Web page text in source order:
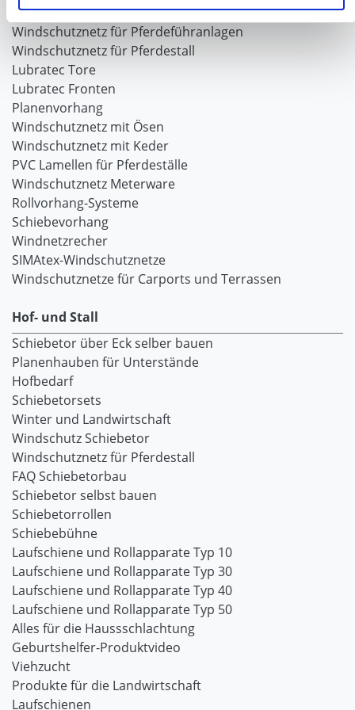
Galerie Windschutznetze
Windschutznetz für Pferdeführanlagen
Windschutznetz für Pferdestall
Lubratec Tore
Lubratec Fronten
Planenvorhang
Windschutznetz mit Ösen
Windschutznetz mit Keder
PVC Lamellen für Pferdeställe
Windschutznetz Meterware
Rollvorhang-Systeme
Schiebevorhang
Windnetzrecher
SIMAtex-Windschutznetze
Windschutznetze für Carports und Terrassen
Hof- und Stall
Schiebetor über Eck selber bauen
Planenhauben für Unterstände
Hofbedarf
Schiebetorsets
Winter und Landwirtschaft
Windschutz Schiebetor
Windschutznetz für Pferdestall
FAQ Schiebetorbau
Schiebetor selbst bauen
Schiebetorrollen
Schiebebühne
Laufschiene und Rollapparate Typ 10
Laufschiene und Rollapparate Typ 30
Laufschiene und Rollapparate Typ 40
Laufschiene und Rollapparate Typ 50
Alles für die Haussschlachtung
Geburtshelfer-Produktvideo
Viehzucht
Produkte für die Landwirtschaft
Laufschienen